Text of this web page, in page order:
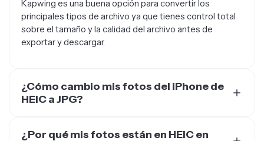
sobre el tamaño y la calidad del archivo antes de
exportar y descargar.
Cambia tus fotos de iPhone de HEIC a JPG navegando
por miedo a perder calidad de imagen, puedes usar un